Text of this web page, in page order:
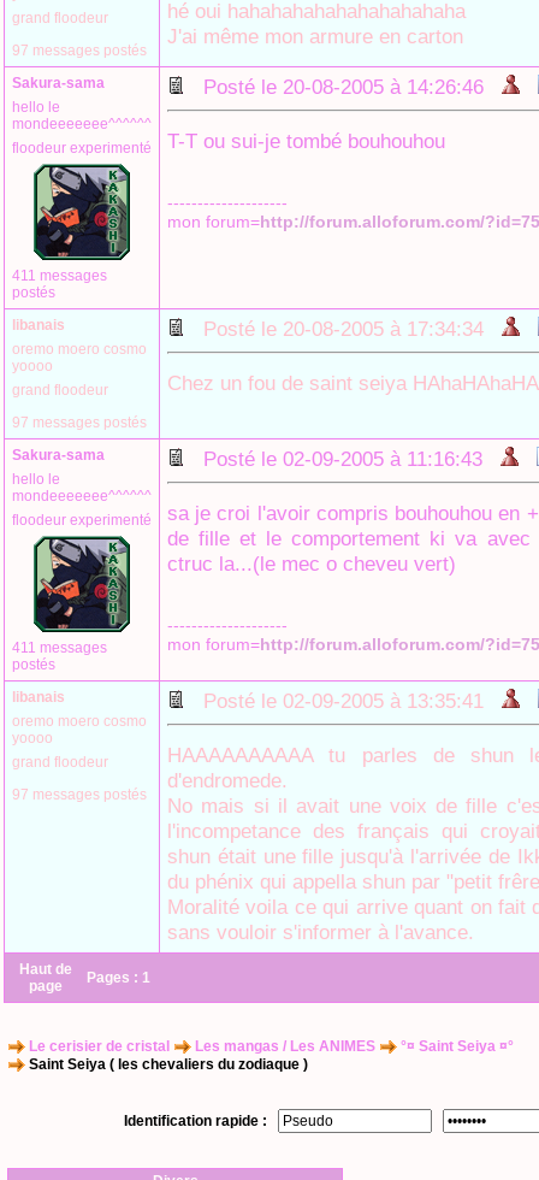
grand floodeur
97 messages postés
hé oui hahahahahahahahahahaha
J'ai même mon armure en carton
Sakura-sama
hello le
mondeeeeeee^^^^^^
floodeur experimenté
411 messages
postés
Posté le 20-08-2005 à 14:26:46
T-T ou sui-je tombé bouhouhou
--------------------
mon forum=http://forum.alloforum.com/
libanais
oremo moero cosmo
yoooo
grand floodeur
97 messages postés
Posté le 20-08-2005 à 17:34:34
Chez un fou de saint seiya
Sakura-sama
hello le
mondeeeeeee^^^^^^
floodeur experimenté
411 messages
postés
Posté le 02-09-2005 à 11:16:43
sa je croi l'avoir compris bouhouhou en
de fille et le comportement ki va
ctruc la...(le mec o cheveu vert)
--------------------
mon forum=http://forum.alloforum.com/
libanais
oremo moero cosmo
yoooo
grand floodeur
97 messages postés
Posté le 02-09-2005 à 13:35:41
HAAAAAAAAAA tu parles de shun
d'endromede.
No mais si il avait une voix de fille
l'incompetance des français qui
shun était une fille jusqu'à l'arrivée de
du phénix qui appella shun par "petit
Moralité voila ce qui arrive quant on fait
sans vouloir s'informer à l'avance.
Haut de
page
Pages : 1
Le cerisier de cristal Les mangas / Les ANIMES
°¤ Saint Seiya ¤°
Saint Seiya ( les chevaliers du zodiaque )
Identification rapide :